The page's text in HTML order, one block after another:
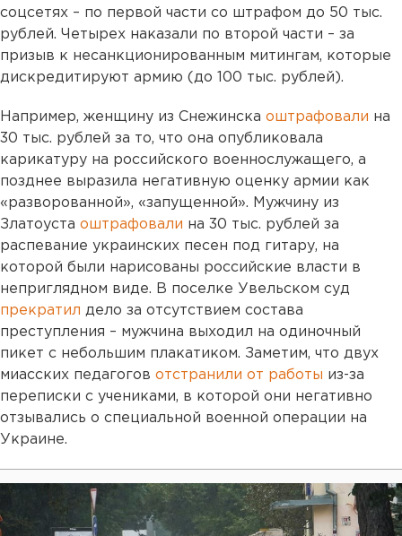
соцсетях – по первой части со штрафом до 50 тыс.
рублей. Четырех наказали по второй части – за
призыв к несанкционированным митингам, которые
дискредитируют армию (до 100 тыс. рублей).
Например, женщину из Снежинска оштрафовали на
30 тыс. рублей за то, что она опубликовала
карикатуру на российского военнослужащего, а
позднее выразила негативную оценку армии как
«разворованной», «запущенной». Мужчину из
Златоуста оштрафовали на 30 тыс. рублей за
распевание украинских песен под гитару, на
которой были нарисованы российские власти в
неприглядном виде. В поселке Увельском суд
прекратил дело за отсутствием состава
преступления – мужчина выходил на одиночный
пикет с небольшим плакатиком. Заметим, что двух
миасских педагогов отстранили от работы из-за
переписки с учениками, в которой они негативно
отзывались о специальной военной операции на
Украине.